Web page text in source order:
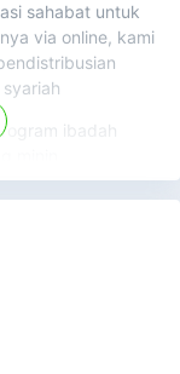
sahabat untuk
via online, kami
ibadah
berasal dari
pemberdayaan
Yatim
Dhuafa